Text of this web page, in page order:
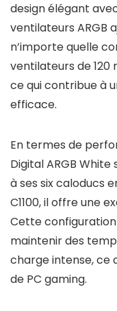
design élégant
ventilateurs ARGB
n’importe quelle
ventilateurs de 120
ce qui contribue à
efficace.
En termes de
Digital ARGB
à ses six caloducs
C1100, il offre une
Cette
maintenir des
charge intense, ce
de PC gaming.